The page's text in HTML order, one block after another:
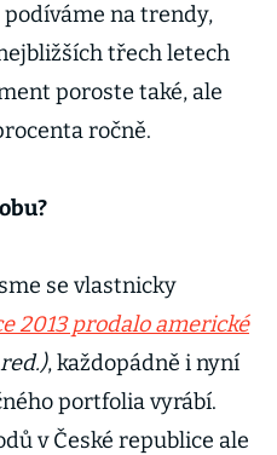
na trendy,
třech letech
poroste také, ale
ročně.
se vlastnicky
2013 prodalo americké
, každopádně i nyní
portfolia vyrábí.
v České republice ale